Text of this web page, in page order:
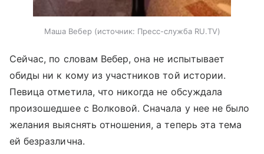
Маша Вебер источник: Пресс-служба RU.TV
Сейчас, по словам Вебер, она не испытывает
обиды ни к кому из участников той истории.
Певица отметила, что никогда не обсуждала
произошедшее с Волковой. Сначала у нее не было
желания выяснять отношения, а теперь эта тема
ей безразлична.